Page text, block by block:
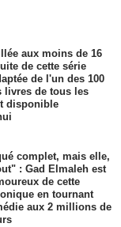
aux moins de 16
de cette série
de l'un des 100
livres de tous les
disponible
complet, mais elle,
: Gad Elmaleh est
de cette
en tournant
aux 2 millions de